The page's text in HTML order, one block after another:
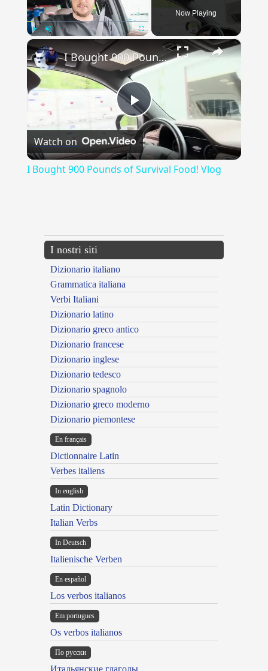
Now Playing
×
Play
Video
I Bought 900 Pounds of Survival Food! Vlog
Watch on
I Bought 900 Pounds of Survival Food! Vlog
I nostri siti
Dizionario italiano
Grammatica italiana
Verbi Italiani
Dizionario latino
Dizionario greco antico
Dizionario francese
Dizionario inglese
Dizionario tedesco
Dizionario spagnolo
Dizionario greco moderno
Dizionario piemontese
En français
Dictionnaire Latin
Verbes italiens
In english
Latin Dictionary
Italian Verbs
In Deutsch
Italienische Verben
En español
Los verbos italianos
Em portugues
Os verbos italianos
По русски